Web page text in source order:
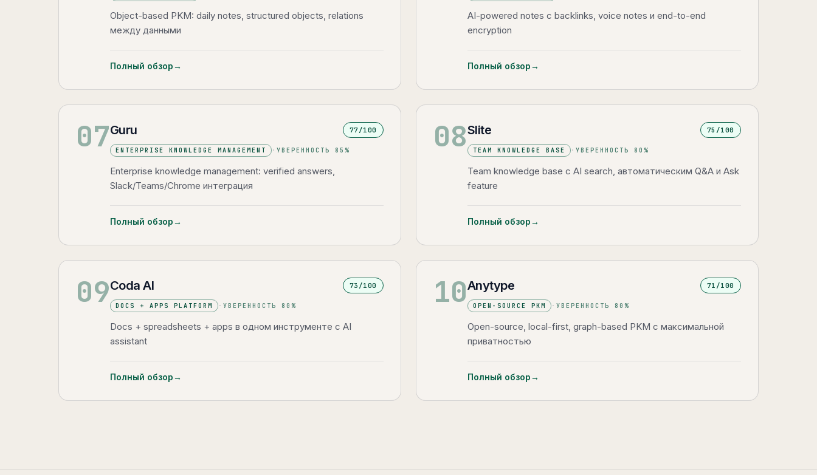
Object-based PKM: daily notes, structured objects, relations
между данными
Полный обзор→
AI-powered notes с backlinks, voice notes и end-to-end
encryption
Полный обзор→
07Guru 77/100
ENTERPRISE KNOWLEDGE MANAGEMENT · УВЕРЕННОСТЬ 85 %
Enterprise knowledge management: verified answers,
Slack/Teams/Chrome интеграция
Полный обзор→
08Slite 75 /100
TEAM KNOWLEDGE BASE · УВЕРЕННОСТЬ 80 %
Team knowledge base с AI search, автоматическим Q&A и Ask
feature
Полный обзор→
09Coda AI 73 /100
DOCS + APPS PLATFORM · УВЕРЕННОСТЬ 80 %
Docs + spreadsheets + apps в одном инструменте с AI
assistant
Полный обзор→
10Anytype 71 /100
OPEN-SOURCE PKM · УВЕРЕННОСТЬ 80 %
Open-source, local-first, graph-based PKM с максимальной
приватностью
Полный обзор→